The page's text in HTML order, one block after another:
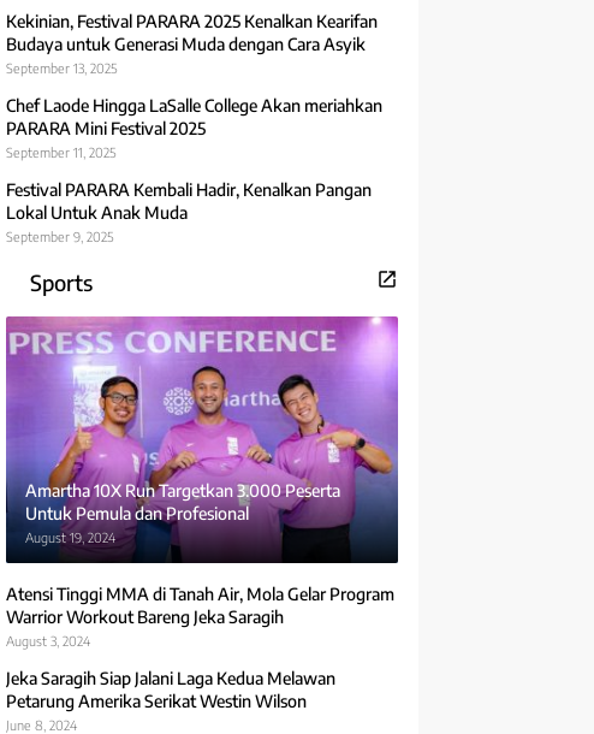
Kekinian, Festival PARARA 2025 Kenalkan Kearifan
Budaya untuk Generasi Muda dengan Cara Asyik
September 13, 2025
Chef Laode Hingga LaSalle College Akan meriahkan
PARARA Mini Festival 2025
September 11, 2025
Festival PARARA Kembali Hadir, Kenalkan Pangan
Lokal Untuk Anak Muda
September 9, 2025
Sports
Amartha 10X Run Targetkan 3.000 Peserta
Untuk Pemula dan Profesional
August 19, 2024
Atensi Tinggi MMA di Tanah Air, Mola Gelar Program
Warrior Workout Bareng Jeka Saragih
August 3, 2024
Jeka Saragih Siap Jalani Laga Kedua Melawan
Petarung Amerika Serikat Westin Wilson
June 8, 2024